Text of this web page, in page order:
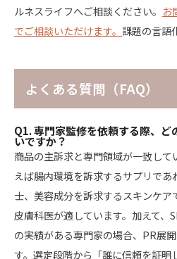
ルネスライフへご相談ください。 お
でご相談いただけます。 課題の言語
よくある質問（FAQ）
Q1. 専門家監修を依頼する際、ど
いですか？
商品の主訴求と専門領域が一致して
えば腸内環境を訴求するサプリで
士、美容成分を訴求するスキンケ
皮膚科医が適しています。加えて、
の実績がある専門家の場合、PR展
す。選定段階から「誰に信頼を証明